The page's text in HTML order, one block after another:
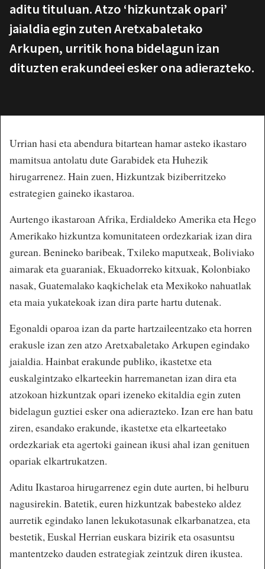
aditu tituluan. Atzo ‘hizkuntzak opari’
jaialdia egin zuten Aretxabaletako
Arkupen, urritik hona bidelagun izan
dituzten erakundeei esker ona adierazteko.
Urrian hasi eta abendura bitartean hamar asteko ikastaro
mamitsua antolatu dute Garabidek eta Huhezik
hirugarrenez. Hain zuen, Hizkuntzak biziberritzeko
estrategien gaineko ikastaroa.
Aurtengo ikastaroan Afrika, Erdialdeko Amerika eta Hego
Amerikako hizkuntza komunitateen ordezkariak izan dira
gurean. Benineko baribeak, Txileko maputxeak, Boliviako
aimarak eta guaraniak, Ekuadorreko kitxuak, Kolonbiako
nasak, Guatemalako kaqkichelak eta Mexikoko nahuatlak
eta maia yukatekoak izan dira parte hartu dutenak.
Egonaldi oparoa izan da parte hartzaileentzako eta horren
erakusle izan zen atzo Aretxabaletako Arkupen egindako
jaialdia. Hainbat erakunde publiko, ikastetxe eta
euskalgintzako elkarteekin harremanetan izan dira eta
atzokoan hizkuntzak opari izeneko ekitaldia egin zuten
bidelagun guztiei esker ona adierazteko. Izan ere han batu
ziren, esandako erakunde, ikastetxe eta elkarteetako
ordezkariak eta agertoki gainean ikusi ahal izan genituen
opariak elkartrukatzen.
Aditu Ikastaroa hirugarrenez egin dute aurten, bi helburu
nagusirekin. Batetik, euren hizkuntzak babesteko aldez
aurretik egindako lanen lekukotasunak elkarbanatzea, eta
bestetik, Euskal Herrian euskara bizirik eta osasuntsu
mantentzeko dauden estrategiak zeintzuk diren ikustea.